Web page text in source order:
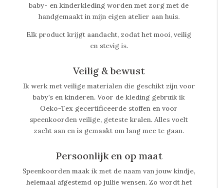
baby- en kinderkleding worden met zorg met de
handgemaakt in mijn eigen atelier aan huis.
Elk product krijgt aandacht, zodat het mooi, veilig
en stevig is.
Veilig & bewust
Ik werk met veilige materialen die geschikt zijn voor
baby’s en kinderen. Voor de kleding gebruik ik
Oeko-Tex gecertificeerde stoffen en voor
speenkoorden veilige, geteste kralen. Alles voelt
zacht aan en is gemaakt om lang mee te gaan.
Persoonlijk en op maat
Speenkoorden maak ik met de naam van jouw kindje,
helemaal afgestemd op jullie wensen. Zo wordt het